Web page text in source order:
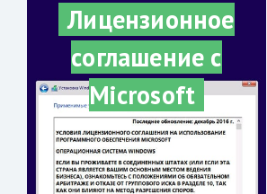
Лицензионное
соглашение с
Microsoft